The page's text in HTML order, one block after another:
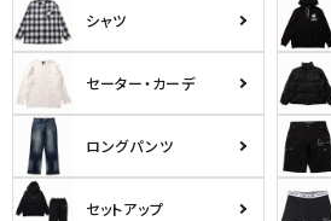
シャツ
セーター・カーデ
ロングパンツ
セットアップ